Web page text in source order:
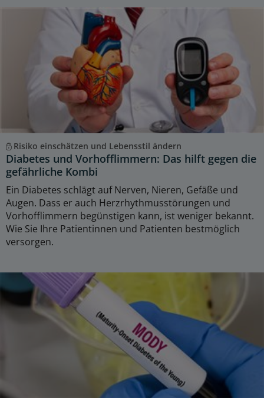
Risiko einschätzen und Lebensstil ändern
Diabetes und Vorhofflimmern: Das hilft gegen die
gefährliche Kombi
Ein Diabetes schlägt auf Nerven, Nieren, Gefäße und
Augen. Dass er auch Herzrhythmusstörungen und
Vorhofflimmern begünstigen kann, ist weniger bekannt.
Wie Sie Ihre Patientinnen und Patienten bestmöglich
versorgen.